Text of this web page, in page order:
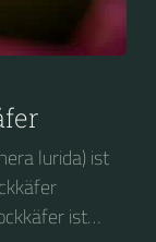
lurida) ist
ist